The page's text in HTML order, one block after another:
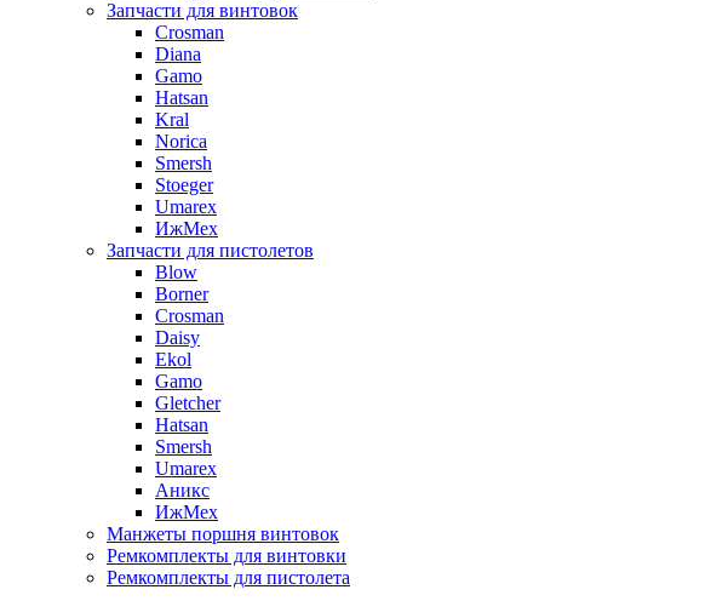
Запчасти для винтовок
Crosman
Diana
Gamo
Hatsan
Kral
Norica
Smersh
Stoeger
Umarex
ИжМех
Запчасти для пистолетов
Blow
Borner
Crosman
Daisy
Ekol
Gamo
Gletcher
Hatsan
Smersh
Umarex
Аникс
ИжМех
Манжеты поршня винтовок
Ремкомплекты для винтовки
Ремкомплекты для пистолета